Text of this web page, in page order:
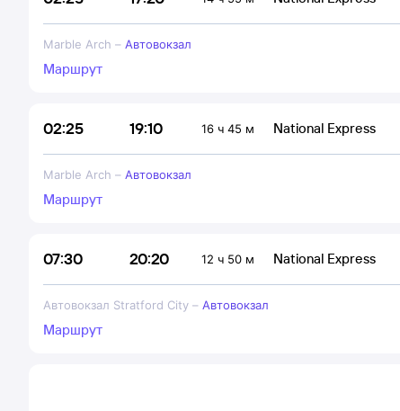
Marble Arch – Автовокзал
Маршрут
02:25 19:10 16 ч 45 м National Express
Marble Arch – Автовокзал
Маршрут
07:30 20:20 12 ч 50 м National Express
Автовокзал Stratford City – Автовокзал
Маршрут